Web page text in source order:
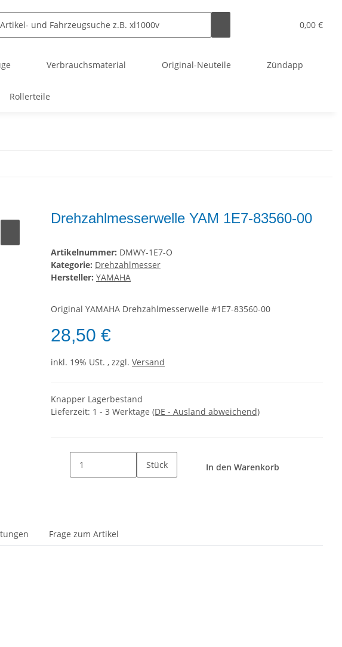
0,00 €
Verbrauchsmaterial Original-Neuteile Zündapp
Rollerteile
Drehzahlmesserwelle YAM 1E7-83560-00
Artikelnummer: DMWY-1E7-O
Kategorie: Drehzahlmesser
Hersteller: YAMAHA
Original YAMAHA Drehzahlmesserwelle #1E7-83560-00
28,50 €
inkl. 19% USt. , zzgl. Versand
Knapper Lagerbestand
Lieferzeit: 1 - 3 Werktage (DE - Ausland abweichend)
Stück In den Warenkorb
Frage zum Artikel